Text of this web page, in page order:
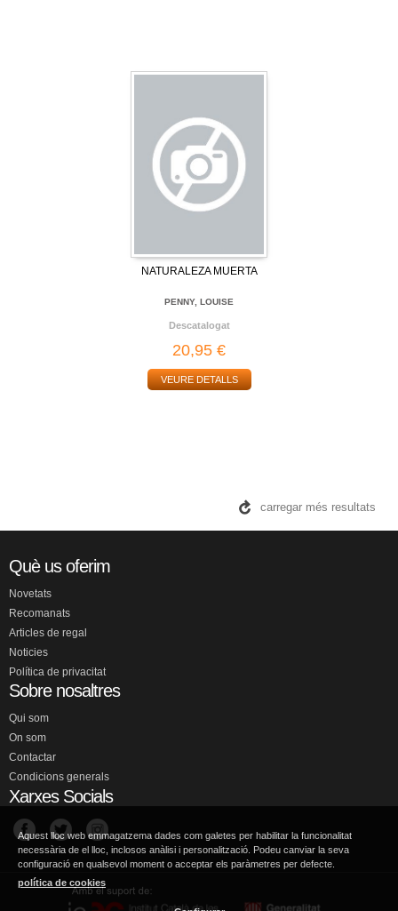
NATURALEZA MUERTA
PENNY, LOUISE
Descatalogat
20,95 €
VEURE DETALLS
carregar més resultats
Què us oferim
Novetats
Recomanats
Articles de regal
Noticies
Política de privacitat
Sobre nosaltres
Qui som
On som
Contactar
Condicions generals
Xarxes Socials
Aquest lloc web emmagatzema dades com galetes per habilitar la funcionalitat
necessària de el lloc, inclosos anàlisi i personalització. Podeu canviar la seva
configuració en qualsevol moment o acceptar els paràmetres per defecte.
política de cookies